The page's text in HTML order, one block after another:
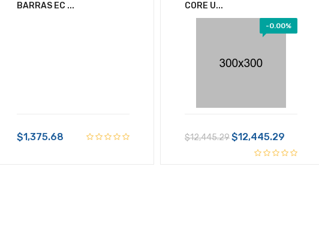
SERVIDOR XFUSION
2288H V6 2X X...
BARRAS EC ...
$1,375.68
CORE U...
-0.00%
$12,445.29$12,445.29